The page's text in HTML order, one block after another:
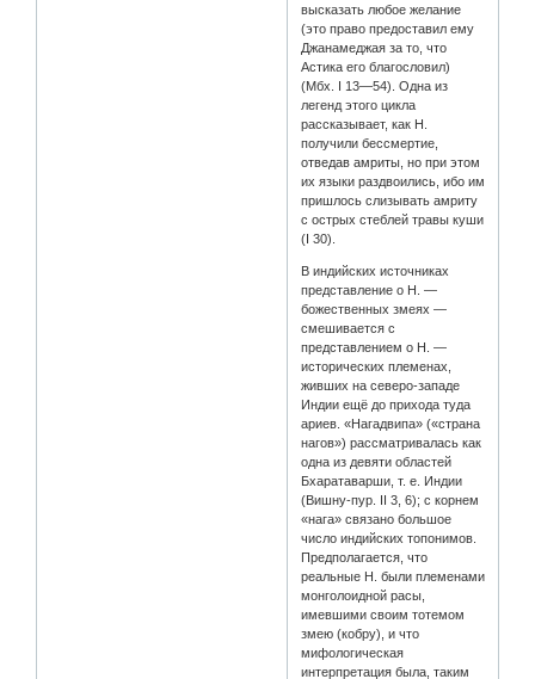
высказать любое желание
(это право предоставил ему
Джанамеджая за то, что
Астика его благословил)
(Мбх. I 13—54). Одна из
легенд этого цикла
рассказывает, как Н.
получили бессмертие,
отведав амриты, но при этом
их языки раздвоились, ибо им
пришлось слизывать амриту
с острых стеблей травы куши
(I 30).
В индийских источниках
представление о Н. —
божественных змеях —
смешивается с
представлением о Н. —
исторических племенах,
живших на северо-западе
Индии ещё до прихода туда
ариев. «Нагадвипа» («страна
нагов») рассматривалась как
одна из девяти областей
Бхаратаварши, т. е. Индии
(Вишну-пур. II 3, 6); с корнем
«нага» связано большое
число индийских топонимов.
Предполагается, что
реальные Н. были племенами
монголоидной расы,
имевшими своим тотемом
змею (кобру), и что
мифологическая
интерпретация была, таким